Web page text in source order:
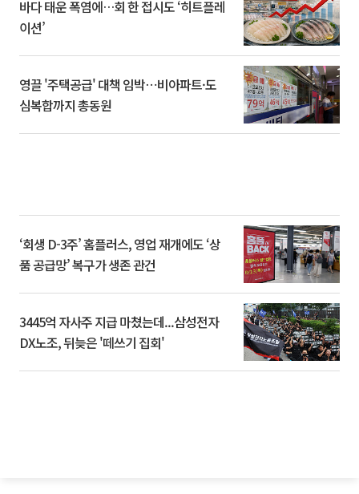
바다 태운 폭염에…회 한 접시도 ‘히트플레
이션’
영끌 '주택공급' 대책 임박⋯비아파트·도
심복합까지 총동원
‘회생 D-3주’ 홈플러스, 영업 재개에도 ‘상
품 공급망’ 복구가 생존 관건
3445억 자사주 지급 마쳤는데...삼성전자
DX노조, 뒤늦은 '떼쓰기 집회'